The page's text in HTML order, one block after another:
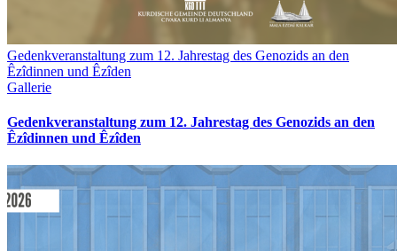
Gedenkveranstaltung zum 12. Jahrestag des Genozids an den
Êzîdinnen und Êzîden
Gallerie
Gedenkveranstaltung zum 12. Jahrestag des Genozids an den
Êzîdinnen und Êzîden